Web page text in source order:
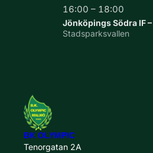
16:00 – 18:00
Jönköpings Södra IF
Stadsparksvallen
BK OLYMPIC
Tenorgatan 2A